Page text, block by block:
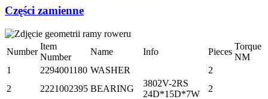
Części zamienne
Number
Item
Number
Name Info Pieces
Torque
NM
1
2294001180 WASHER
2
2
2221002395 BEARING
3802V-2RS
24D*15D*7W
2